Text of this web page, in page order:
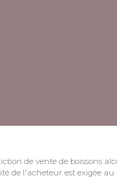
de vente de boissons
de l'acheteur est exigée